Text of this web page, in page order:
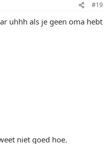
#19
uhhh als je geen oma hebt
niet goed hoe.